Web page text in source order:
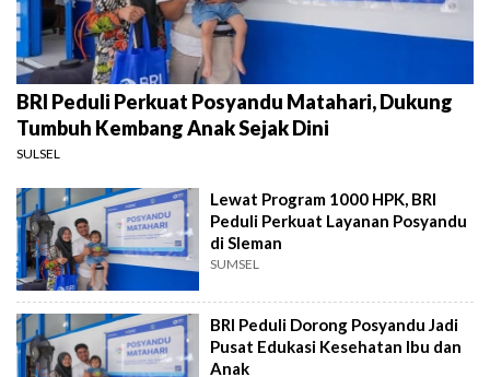
BRI Peduli Perkuat Posyandu Matahari, Dukung
Tumbuh Kembang Anak Sejak Dini
SULSEL
Lewat Program 1000 HPK, BRI
Peduli Perkuat Layanan Posyandu
di Sleman
SUMSEL
BRI Peduli Dorong Posyandu Jadi
Pusat Edukasi Kesehatan Ibu dan
Anak